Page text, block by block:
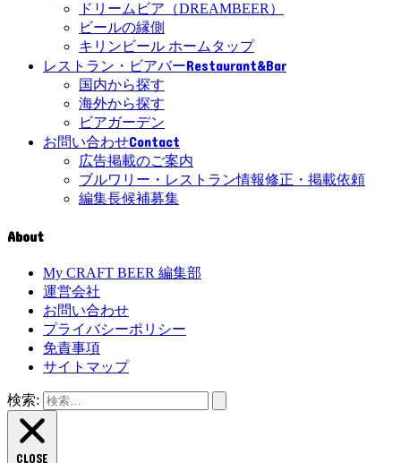
ドリームビア（DREAMBEER）
ビールの縁側
キリンビール ホームタップ
レストラン・ビアバーRestaurant&Bar
国内から探す
海外から探す
ビアガーデン
お問い合わせContact
広告掲載のご案内
ブルワリー・レストラン情報修正・掲載依頼
編集長候補募集
About
My CRAFT BEER 編集部
運営会社
お問い合わせ
プライバシーポリシー
免責事項
サイトマップ
検索:
CLOSE